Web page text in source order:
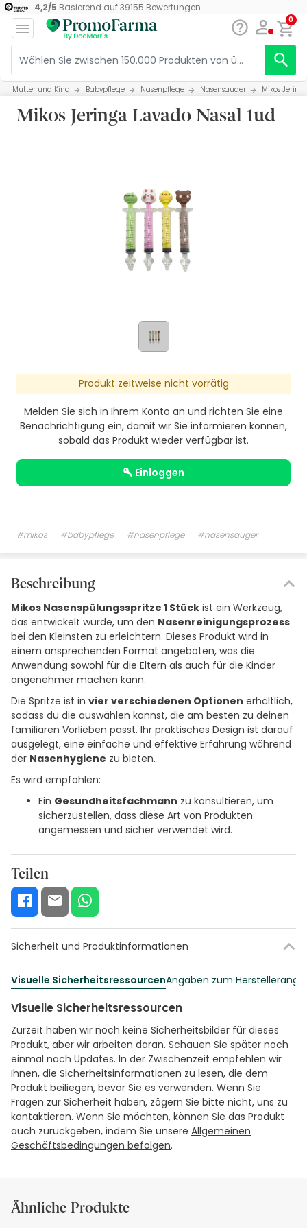
4,2/5 Basierend auf39155 Bewertungen
0
Mutter und Kind Babypflege Nasenpflege Nasensauger Mikos
Mikos Jeringa Lavado Nasal 1ud
Produkt zeitweise nicht vorrätig
Melden Sie sich in Ihrem Konto an und richten Sie eine
Benachrichtigung ein, damit wir Sie informieren können,
sobald das Produkt wieder verfügbar ist.
einloggen
#mikos #babypflege #nasenpflege #nasensauger
Beschreibung
Mikos Nasenspülungsspritze 1 Stück ist ein Werkzeug,
das entwickelt wurde, um den Nasenreinigungsprozess
bei den Kleinsten zu erleichtern. Dieses Produkt wird in
einem ansprechenden Format angeboten, was die
Anwendung sowohl für die Eltern als auch für die Kinder
angenehmer machen kann.
Die Spritze ist in vier verschiedenen Optionen erhältlich,
sodass du die auswählen kannst, die am besten zu deinen
familiären Vorlieben passt. Ihr praktisches Design ist darauf
ausgelegt, eine einfache und effektive Erfahrung während
der Nasenhygiene zu bieten.
Es wird empfohlen:
Ein Gesundheitsfachmann zu konsultieren, um
sicherzustellen, dass diese Art von Produkten
angemessen und sicher verwendet wird.
Teilen
Sicherheit und Produktinformationen
Visuelle SicherheitsressourcenAngaben zum
Visuelle Sicherheitsressourcen
Zurzeit haben wir noch keine Sicherheitsbilder für dieses
Produkt, aber wir arbeiten daran. Schauen Sie später noch
einmal nach Updates. In der Zwischenzeit empfehlen wir
Ihnen, die Sicherheitsinformationen zu lesen, die dem
Produkt beiliegen, bevor Sie es verwenden. Wenn Sie
Fragen zur Sicherheit haben, zögern Sie bitte nicht, uns zu
kontaktieren. Wenn Sie möchten, können Sie das Produkt
auch zurückgeben, indem Sie unsere Allgemeinen
Geschäftsbedingungen befolgen.
Ähnliche Produkte